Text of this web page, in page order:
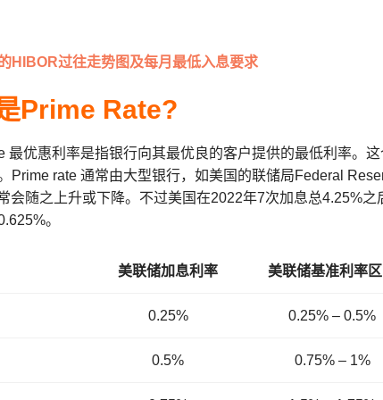
HIBOR过往走势图及每月最低入息要求
Prime Rate?
最优惠利率是指银行向其最优良的客户提供的最低利率。
Prime rate 通常由大型银行，如美国的联储局Federal
会随之上升或下降。不过美国在2022年7次加息总4.25%
。
美联储加息利率 美联储基准利率区
0.25% 0.25% – 0.5%
0.5% 0.75% – 1%